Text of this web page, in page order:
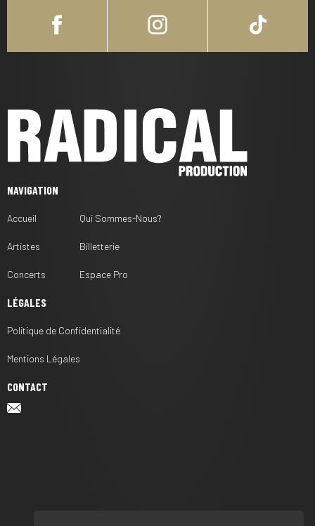
NAVIGATION
Accueil
Artistes
Concerts
Qui Sommes-Nous?
Billetterie
Espace Pro
LÉGALES
Politique de Confidentialité
Mentions Légales
CONTACT